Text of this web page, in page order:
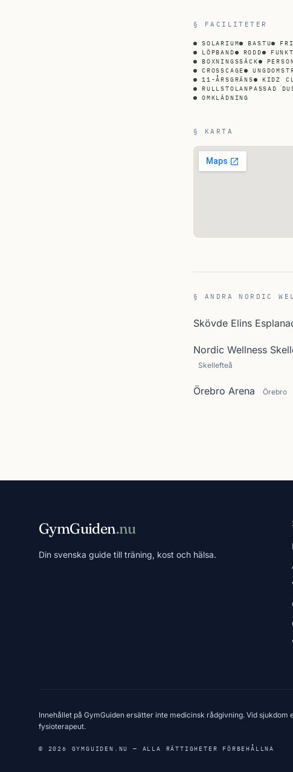
§ FACILITETER
SOLARIUM BASTU
LÖPBAND
RODD
BOXNINGSSÄCK
CROSSCAGE
11-ÅRSGRÄNS
KIDZ
RULLSTOLANPASSAD
OMKLÄDNING
§ KARTA
§ ANDRA NORDIC
Skövde Elins
Nordic Wellness
Skellefteå
Örebro Arena Örebro
GymGuiden.nu
Din svenska guide till träning, kost och hälsa.
Innehållet på GymGuiden ersätter inte medicinsk rådgivning. Vid
fysioterapeut.
© 2026 GYMGUIDEN.NU — ALLA RÄTTIGHETER FÖRBEHÅLLNA